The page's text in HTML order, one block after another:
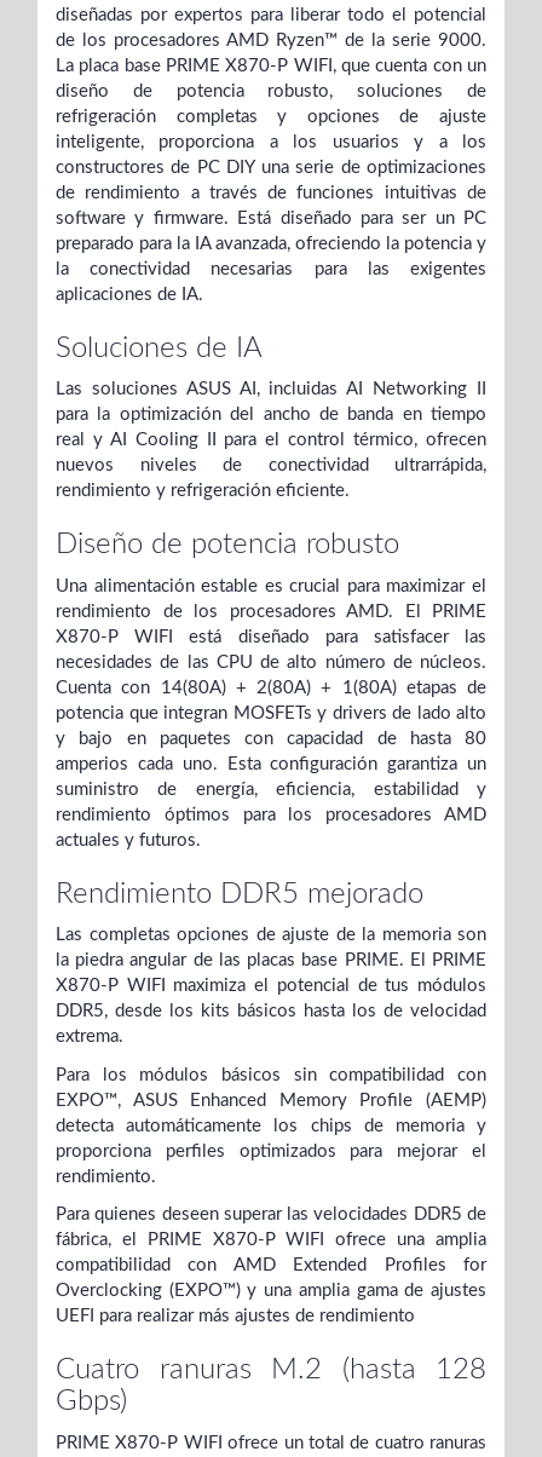
diseñadas por expertos para liberar todo el potencial
de los procesadores AMD Ryzen™ de la serie 9000.
La placa base PRIME X870-P WIFI, que cuenta con un
diseño de potencia robusto, soluciones de
refrigeración completas y opciones de ajuste
inteligente, proporciona a los usuarios y a los
constructores de PC DIY una serie de optimizaciones
de rendimiento a través de funciones intuitivas de
software y firmware. Está diseñado para ser un PC
preparado para la IA avanzada, ofreciendo la potencia y
la conectividad necesarias para las exigentes
aplicaciones de IA.
Soluciones de IA
Las soluciones ASUS AI, incluidas AI Networking II
para la optimización del ancho de banda en tiempo
real y AI Cooling II para el control térmico, ofrecen
nuevos niveles de conectividad ultrarrápida,
rendimiento y refrigeración eficiente.
Diseño de potencia robusto
Una alimentación estable es crucial para maximizar el
rendimiento de los procesadores AMD. El PRIME
X870-P WIFI está diseñado para satisfacer las
necesidades de las CPU de alto número de núcleos.
Cuenta con 14(80A) + 2(80A) + 1(80A) etapas de
potencia que integran MOSFETs y drivers de lado alto
y bajo en paquetes con capacidad de hasta 80
amperios cada uno. Esta configuración garantiza un
suministro de energía, eficiencia, estabilidad y
rendimiento óptimos para los procesadores AMD
actuales y futuros.
Rendimiento DDR5 mejorado
Las completas opciones de ajuste de la memoria son
la piedra angular de las placas base PRIME. El PRIME
X870-P WIFI maximiza el potencial de tus módulos
DDR5, desde los kits básicos hasta los de velocidad
extrema.
Para los módulos básicos sin compatibilidad con
EXPO™, ASUS Enhanced Memory Profile (AEMP)
detecta automáticamente los chips de memoria y
proporciona perfiles optimizados para mejorar el
rendimiento.
Para quienes deseen superar las velocidades DDR5 de
fábrica, el PRIME X870-P WIFI ofrece una amplia
compatibilidad con AMD Extended Profiles for
Overclocking (EXPO™) y una amplia gama de ajustes
UEFI para realizar más ajustes de rendimiento
Cuatro ranuras M.2 (hasta 128
Gbps)
PRIME X870-P WIFI ofrece un total de cuatro ranuras